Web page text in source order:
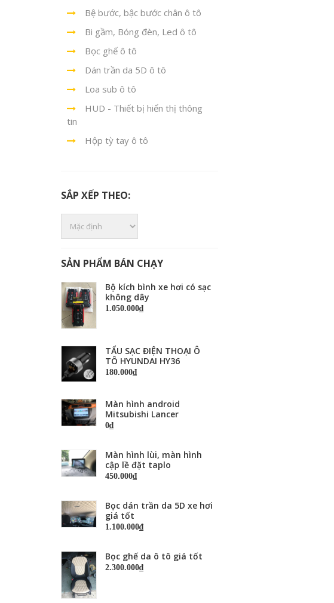
Bệ bước, bậc bước chân ô tô
Bi gầm, Bóng đèn, Led ô tô
Bọc ghế ô tô
Dán trần da 5D ô tô
Loa sub ô tô
HUD - Thiết bị hiển thị thông
tin
Hộp tỳ tay ô tô
SẮP XẾP THEO:
SẢN PHẨM BÁN CHẠY
Bộ kích bình xe hơi có sạc
không dây
1.050.000₫
TẨU SẠC ĐIỆN THOẠI Ô
TÔ HYUNDAI HY36
180.000₫
Màn hình android
Mitsubishi Lancer
0₫
Màn hình lùi, màn hình
cập lề đặt taplo
450.000₫
Bọc dán trần da 5D xe hơi
giá tốt
1.100.000₫
Bọc ghế da ô tô giá tốt
2.300.000₫